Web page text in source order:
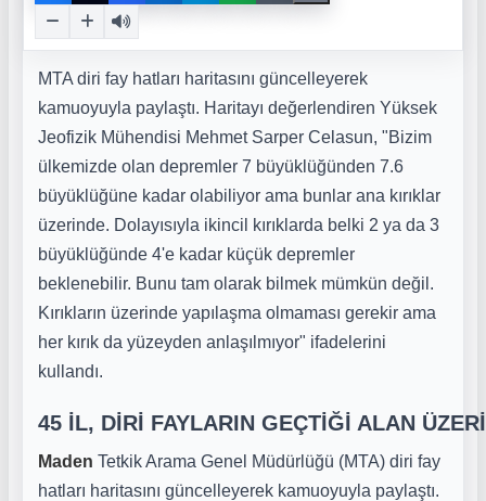
MTA diri fay hatları haritasını güncelleyerek
kamuoyuyla paylaştı. Haritayı değerlendiren Yüksek
Jeofizik Mühendisi Mehmet Sarper Celasun, "Bizim
ülkemizde olan depremler 7 büyüklüğünden 7.6
büyüklüğüne kadar olabiliyor ama bunlar ana kırıklar
üzerinde. Dolayısıyla ikincil kırıklarda belki 2 ya da 3
büyüklüğünde 4'e kadar küçük depremler
beklenebilir. Bunu tam olarak bilmek mümkün değil.
Kırıkların üzerinde yapılaşma olmaması gerekir ama
her kırık da yüzeyden anlaşılmıyor" ifadelerini
kullandı.
45 İL, DİRİ FAYLARIN GEÇTİĞİ ALAN
Maden Tetkik Arama Genel Müdürlüğü (MTA) diri fay
hatları haritasını güncelleyerek kamuoyuyla paylaştı.